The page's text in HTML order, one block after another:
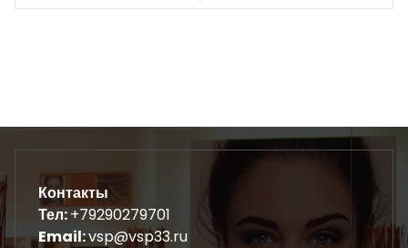
Контакты
Тел:+79290279701
Email:vsp@vsp33.ru